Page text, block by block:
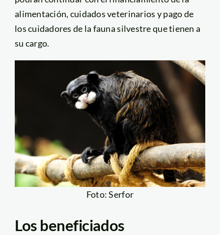
alimentación, cuidados veterinarios y pago de
los cuidadores de la fauna silvestre que tienen a
su cargo.
Foto: Serfor
Los beneficiados